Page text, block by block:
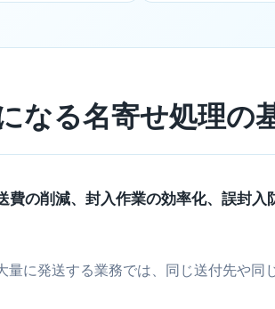
なる名寄せ処理の
費の削減、封入作業の効率化、誤封
量に発送する業務では、同じ送付先や同